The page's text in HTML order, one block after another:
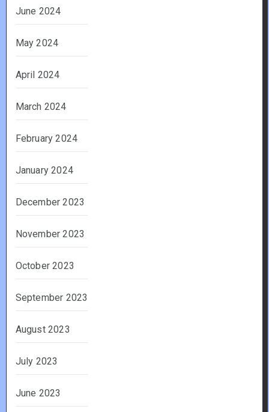
June 2024
May 2024
April 2024
March 2024
February 2024
January 2024
December 2023
November 2023
October 2023
September 2023
August 2023
July 2023
June 2023